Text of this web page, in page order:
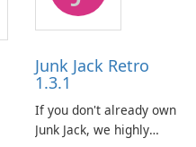
Junk Jack Retro
1.3.1
If you don't already own
Junk Jack, we highly